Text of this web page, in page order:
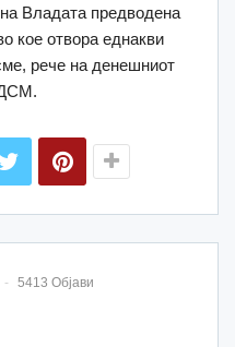
Владата предводена
кое отвора еднакви
рече на денешниот
5413 Објави